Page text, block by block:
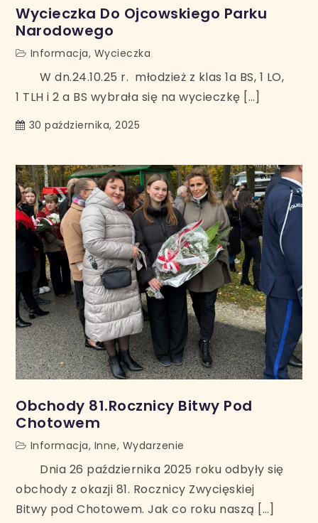
Wycieczka Do Ojcowskiego Parku
Narodowego
Informacja, Wycieczka
W dn.24.10.25 r. młodzież z klas 1a BS, 1 LO,
1 TLH i 2 a BS wybrała się na wycieczkę […]
30 października, 2025
Obchody 81.Rocznicy Bitwy Pod
Chotowem
Informacja, Inne, Wydarzenie
Dnia 26 października 2025 roku odbyły się
obchody z okazji 81. Rocznicy Zwycięskiej
Bitwy pod Chotowem. Jak co roku naszą […]